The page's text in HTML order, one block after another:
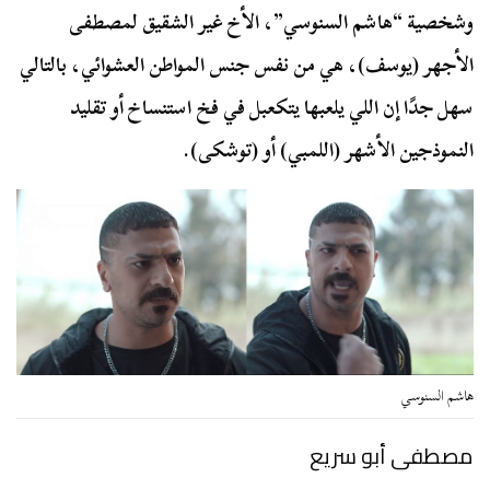
وشخصية “هاشم السنوسي”، الأخ غير الشقيق لمصطفى
الأجهر (يوسف)، هي من نفس جنس المواطن العشوائي، بالتالي
سهل جدًا إن اللي يلعبها يتكعبل في فخ استنساخ أو تقليد
النموذجين الأشهر (اللمبي) أو (توشكى).
هاشم السنوسي
مصطفى أبو سريع